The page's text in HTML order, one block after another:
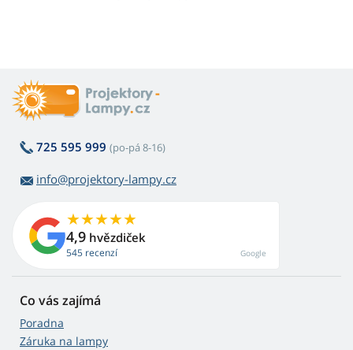
725 595 999 (po-pá 8-16)
info@projektory-lampy.cz
4,9 hvězdiček
545 recenzí Google
Co vás zajímá
Poradna
Záruka na lampy